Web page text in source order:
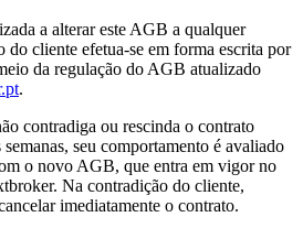
a alterar este AGB a qualquer
cliente efetua-se em forma escrita por
da regulação do AGB atualizado
.
contradiga ou rescinda o contrato
seu comportamento é avaliado
o novo AGB, que entra em vigor no
Na contradição do cliente,
imediatamente o contrato.